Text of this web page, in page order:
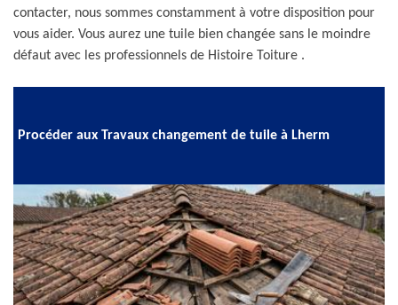
contacter, nous sommes constamment à votre disposition pour
vous aider. Vous aurez une tuile bien changée sans le moindre
défaut avec les professionnels de Histoire Toiture .
Procéder aux Travaux changement de tuile à Lherm